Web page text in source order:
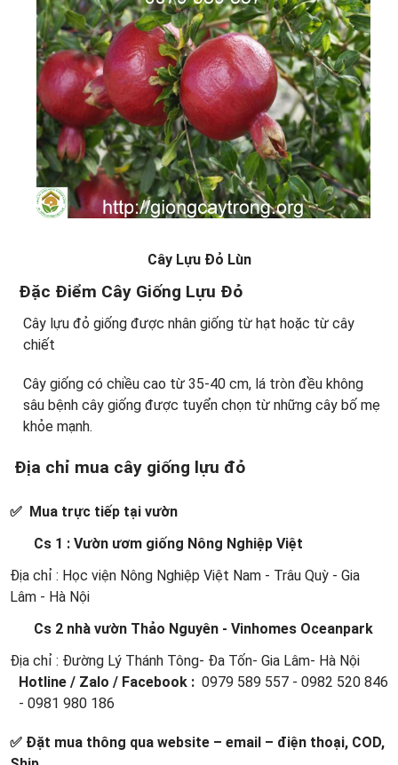
Cây Lựu Đỏ Lùn
Đặc Điểm Cây Giống Lựu Đỏ
Cây lựu đỏ giống được nhân giống từ hạt hoặc từ cây
chiết
Cây giống có chiều cao từ 35-40 cm, lá tròn đều không
sâu bệnh cây giống được tuyển chọn từ những cây bố mẹ
khỏe mạnh.
Địa chỉ mua cây giống lựu đỏ
✅ Mua trực tiếp tại vườn
Cs 1 : Vườn ươm giống Nông Nghiệp Việt
Địa chỉ : Học viện Nông Nghiệp Việt Nam - Trâu Quỳ - Gia
Lâm - Hà Nội
Cs 2 nhà vườn Thảo Nguyên - Vinhomes Oceanpark
Địa chỉ : Đường Lý Thánh Tông- Đa Tốn- Gia Lâm- Hà Nội
Hotline / Zalo / Facebook : 0979 589 557 - 0982 520 846
- 0981 980 186
✅ Đặt mua thông qua website – email – điện thoại, COD,